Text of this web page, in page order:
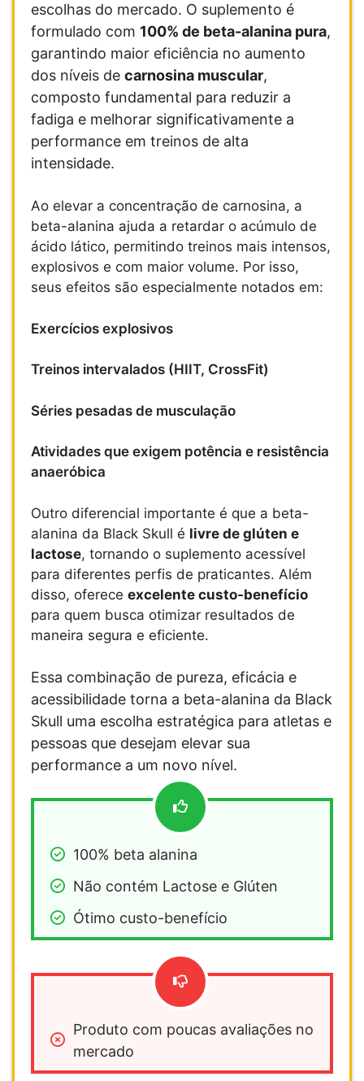
escolhas do mercado. O suplemento é
formulado com 100% de beta-alanina pura,
garantindo maior eficiência no aumento
dos níveis de carnosina muscular,
composto fundamental para reduzir a
fadiga e melhorar significativamente a
performance em treinos de alta
intensidade.
Ao elevar a concentração de carnosina, a
beta-alanina ajuda a retardar o acúmulo de
ácido lático, permitindo treinos mais intensos,
explosivos e com maior volume. Por isso,
seus efeitos são especialmente notados em:
Exercícios explosivos
Treinos intervalados (HIIT, CrossFit)
Séries pesadas de musculação
Atividades que exigem potência e resistência
anaeróbica
Outro diferencial importante é que a beta-
alanina da Black Skull é livre de glúten e
lactose, tornando o suplemento acessível
para diferentes perfis de praticantes. Além
disso, oferece excelente custo-benefício
para quem busca otimizar resultados de
maneira segura e eficiente.
Essa combinação de pureza, eficácia e
acessibilidade torna a beta-alanina da Black
Skull uma escolha estratégica para atletas e
pessoas que desejam elevar sua
performance a um novo nível.
100% beta alanina
Não contém Lactose e Glúten
Ótimo custo-benefício
Produto com poucas avaliações no
mercado